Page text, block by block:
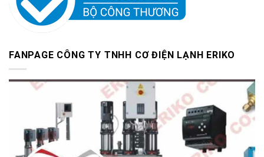
FANPAGE CÔNG TY TNHH CƠ ĐIỆN LẠNH ERIKO